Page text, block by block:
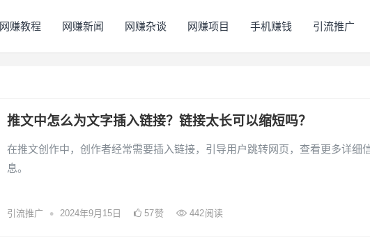
网赚教程 网赚新闻 网赚杂谈 网赚项目 手机赚钱 引流推广
推文中怎么为文字插入链接？链接太长可以缩短吗？
在推文创作中，创作者经常需要插入链接，引导用户跳转网页，查看更多详细
息。
引流推广 • 2024年9月15日 57赞 442阅读